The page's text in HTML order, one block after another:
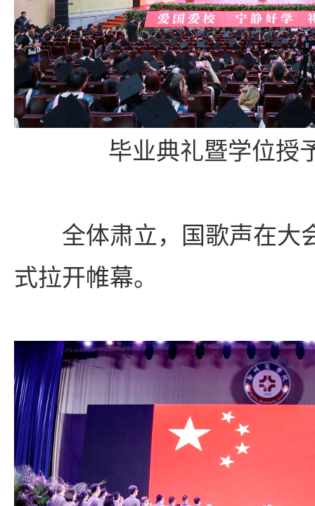
毕业典礼暨学位授
全体肃立，国歌声在大
式拉开帷幕。